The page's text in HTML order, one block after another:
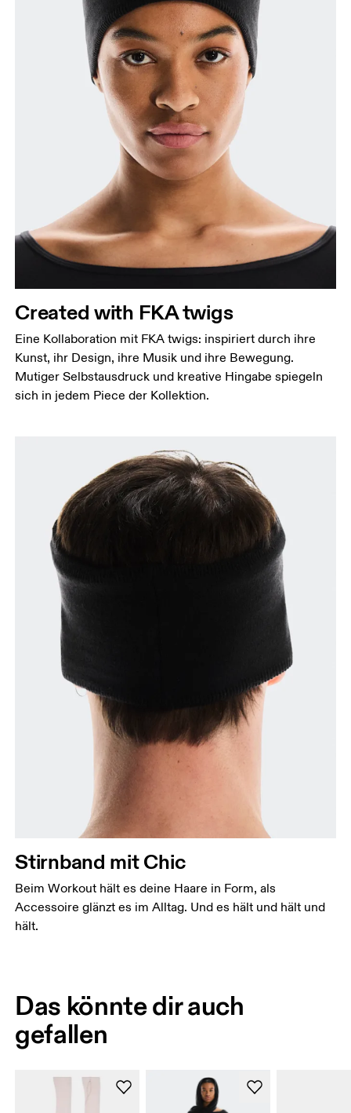
Created with FKA twigs
Eine Kollaboration mit FKA twigs: inspiriert durch ihre
Kunst, ihr Design, ihre Musik und ihre Bewegung.
Mutiger Selbstausdruck und kreative Hingabe spiegeln
sich in jedem Piece der Kollektion.
Stirnband mit Chic
Beim Workout hält es deine Haare in Form, als
Accessoire glänzt es im Alltag. Und es hält und hält und
hält.
Das könnte dir auch
gefallen